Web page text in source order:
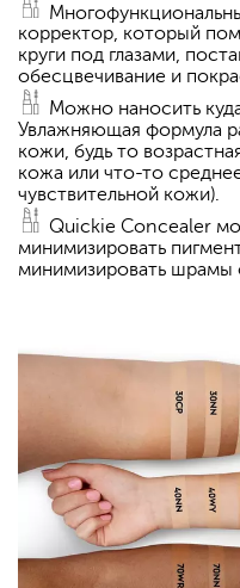
корректор, который
круги под глазами,
обесцвечивание и
Можно наносить
Увлажняющая формула
кожи, будь то
кожа или что-то
чувствительной кожи).
Quickie Concealer
минимизировать
минимизировать шрамы